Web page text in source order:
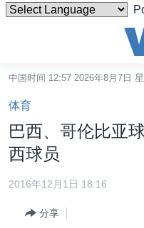
碍
链
接
跳
内
中国
国际
中国时间 12:57 2026年8月7日
体育
巴西、哥伦比亚
西球员
2016年12月1日 18:16
分享